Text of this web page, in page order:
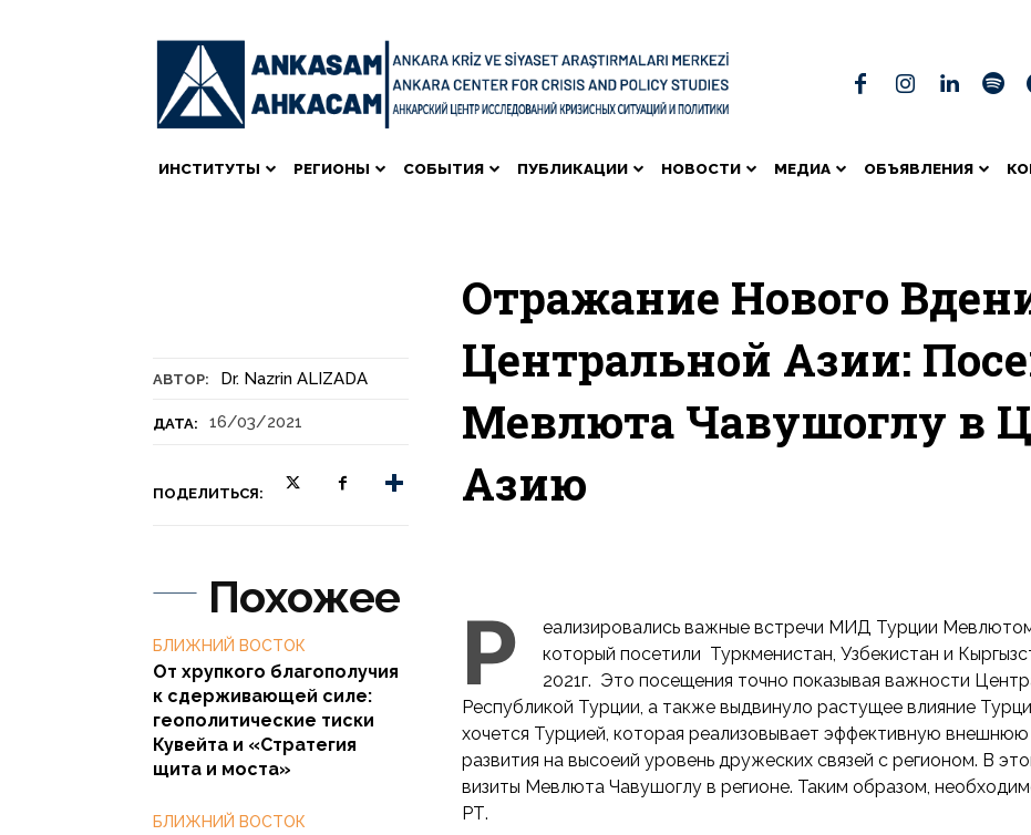
ИНСТИТУТЫ РЕГИОНЫ СОБЫТИЯ ПУБЛИКАЦИИ НОВОСТИ МЕДИА ОБЪЯВЛЕНИЯ
АВТОР: Dr. Nazrin ALIZADA
ДАТА: 16/03/2021
ПОДЕЛИТЬСЯ:
Отражание Нового
Центральной Азии:
Мевлюта Чавушоглу в
Азию
Похожее
БЛИЖНИЙ ВОСТОК
От хрупкого благополучия
к сдерживающей силе:
геополитические тиски
Кувейта и «Стратегия
щита и моста»
БЛИЖНИЙ ВОСТОК
Р
еализировались важные встречи МИД Турции
который посетили Туркменистан, Узбекистан и
2021г. Это посещения точно показывая важности
Республикой Турции, а также выдвинуло растущее влияние
хочется Турцией, которая реализовывает эффективную
развития на высоеий уровень дружеских связей с регионом. В
визиты Мевлюта Чавушоглу в регионе. Таким образом,
РТ.